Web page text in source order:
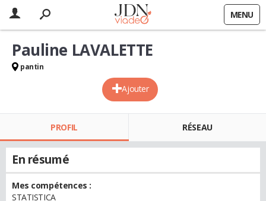
MENU
Ajouter
Pauline LAVALETTE
pantin
PROFIL RÉSEAU
En résumé
Mes compétences :
STATISTICA